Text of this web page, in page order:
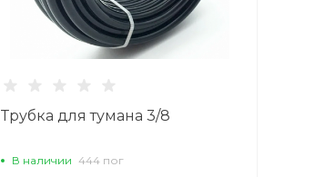
Трубка для тумана 3/8
В наличии 444 пог